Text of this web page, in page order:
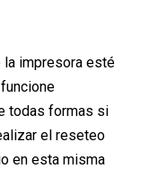
la impresora esté
todas formas si
el reseteo
en esta misma